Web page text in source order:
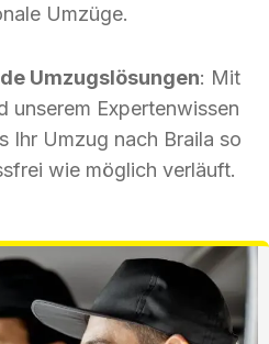
Umzüge.
Umzugslösungen: Mit
unserem Expertenwissen
Ihr Umzug nach Braila so
wie möglich verläuft.